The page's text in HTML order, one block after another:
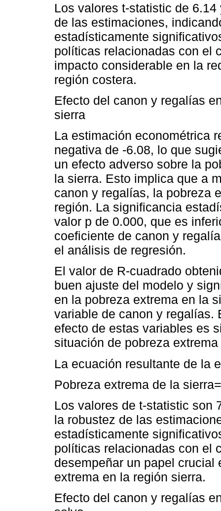
Los valores t-statistic de
de las estimaciones,
estadísticamente
políticas relacionadas con el
impacto considerable en la
región costera.
Efecto del canon y regalías
sierra
La estimación econométrica
negativa de -6.08, lo que
un efecto adverso sobre la
la sierra. Esto implica que a
canon y regalías, la pobreza
región. La significancia
valor p de 0.000, que es
coeficiente de canon y
el análisis de regresión.
El valor de R-cuadrado
buen ajuste del modelo y
en la pobreza extrema en la
variable de canon y regalías.
efecto de estas variables es
situación de pobreza
La ecuación resultante de la
Pobreza extrema de la
Los valores de t-statistic son
la robustez de las
estadísticamente
políticas relacionadas con el
desempeñar un papel
extrema en la región sierra.
Efecto del canon y regalías